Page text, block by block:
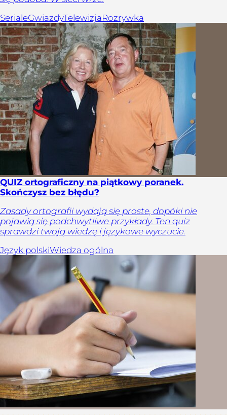
SerialeGwiazdyTelewizjaRozrywka
QUIZ ortograficzny na piątkowy poranek.
Skończysz bez błędu?
Zasady ortografii wydają się proste, dopóki nie
pojawią się podchwytliwe przykłady. Ten quiz
sprawdzi twoją wiedzę i językowe wyczucie.
Język polskiWiedza ogólna